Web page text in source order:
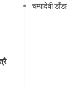
चम्पादेवी